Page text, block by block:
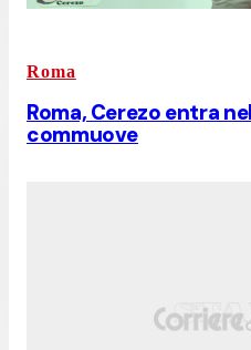
Roma
Roma, Cerezo entra
commuove